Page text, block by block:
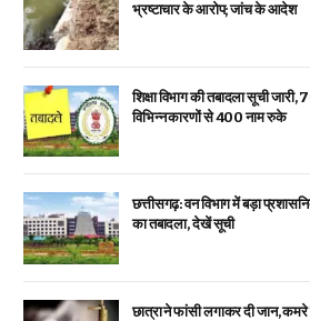
भ्रष्टाचार के आरोप; जांच के आदेश
शिक्षा विभाग की तबादला सूची
विभिन्न कारणों से 400 नाम रुके
छत्तीसगढ़: वन विभाग में बड़ा
का तबादला, देखें सूची
छात्रा ने फांसी लगाकर दी जान,